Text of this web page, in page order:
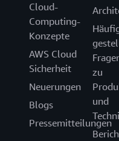
Cloud-
Computing-
Konzepte
AWS Cloud
Sicherheit
Neuerungen
Blogs
Pressemitteilungen
zu
und